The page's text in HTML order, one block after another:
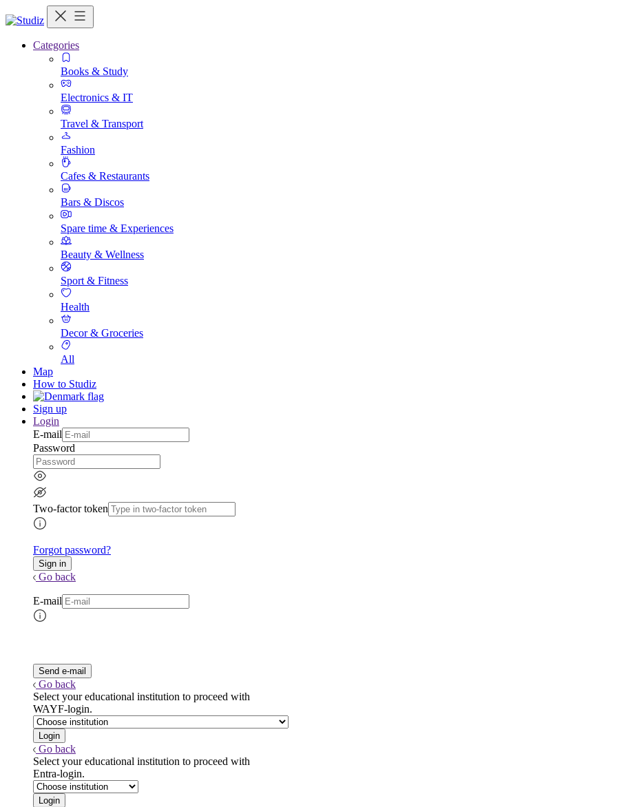
Categories
Books & Study
Electronics & IT
Travel & Transport
Fashion
Cafes & Restaurants
Bars & Discos
Spare time & Experiences
Beauty & Wellness
Sport & Fitness
Health
Decor & Groceries
All
Map
How to Studiz
Sign up
Login
E-mail
Password
Two-factor token
Forgot password?
Go back
E-mail
Go back
Select your educational institution to proceed with
WAYF-login.
Go back
Select your educational institution to proceed with
Entra-login.